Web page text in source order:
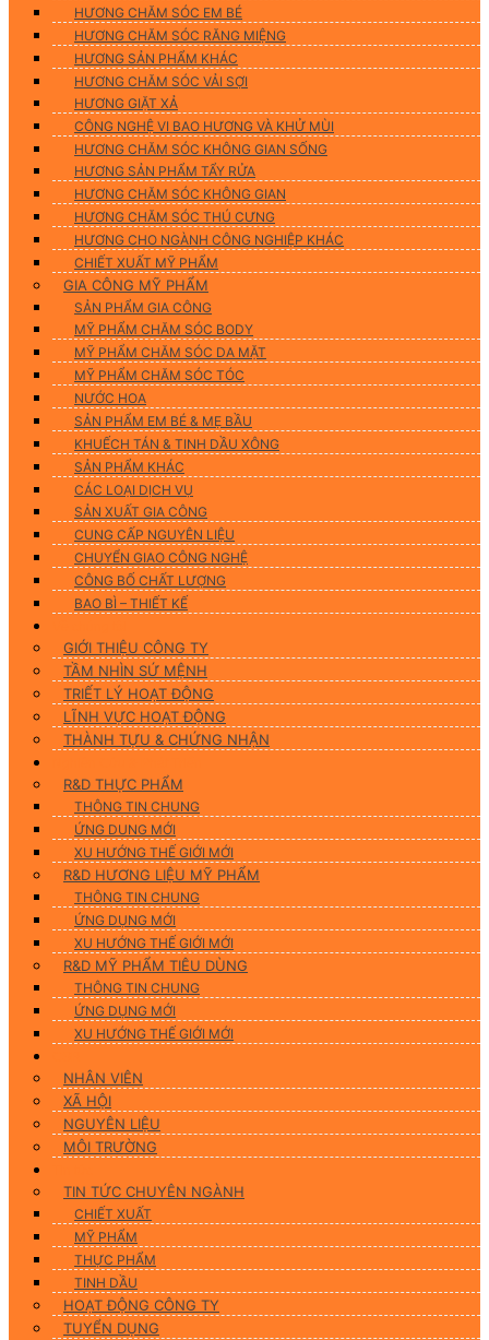
HƯƠNG CHĂM SÓC EM BÉ
HƯƠNG CHĂM SÓC RĂNG MIỆNG
HƯƠNG SẢN PHẨM KHÁC
HƯƠNG CHĂM SÓC VẢI SỢI
HƯƠNG GIẶT XẢ
CÔNG NGHỆ VI BAO HƯƠNG VÀ KHỬ MÙI
HƯƠNG CHĂM SÓC KHÔNG GIAN SỐNG
HƯƠNG SẢN PHẨM TẨY RỬA
HƯƠNG CHĂM SÓC KHÔNG GIAN
HƯƠNG CHĂM SÓC THÚ CƯNG
HƯƠNG CHO NGÀNH CÔNG NGHIỆP KHÁC
CHIẾT XUẤT MỸ PHẨM
GIA CÔNG MỸ PHẨM
SẢN PHẨM GIA CÔNG
MỸ PHẨM CHĂM SÓC BODY
MỸ PHẨM CHĂM SÓC DA MẶT
MỸ PHẨM CHĂM SÓC TÓC
NƯỚC HOA
SẢN PHẨM EM BÉ & MẸ BẦU
KHUẾCH TÁN & TINH DẦU XÔNG
SẢN PHẨM KHÁC
CÁC LOẠI DỊCH VỤ
SẢN XUẤT GIA CÔNG
CUNG CẤP NGUYÊN LIỆU
CHUYỂN GIAO CÔNG NGHỆ
CÔNG BỐ CHẤT LƯỢNG
BAO BÌ – THIẾT KẾ
GIỚI THIỆU CÔNG TY
TẦM NHÌN SỨ MỆNH
TRIẾT LÝ HOẠT ĐỘNG
LĨNH VỰC HOẠT ĐỘNG
THÀNH TỰU & CHỨNG NHẬN
R&D THỰC PHẨM
THÔNG TIN CHUNG
ỨNG DUNG MỚI
XU HƯỚNG THẾ GIỚI MỚI
R&D HƯƠNG LIỆU MỸ PHẨM
THÔNG TIN CHUNG
ỨNG DỤNG MỚI
XU HƯỚNG THẾ GIỚI MỚI
R&D MỸ PHẨM TIÊU DÙNG
THÔNG TIN CHUNG
ỨNG DỤNG MỚI
XU HƯỚNG THẾ GIỚI MỚI
NHÂN VIÊN
XÃ HỘI
NGUYÊN LIỆU
MÔI TRƯỜNG
TIN TỨC CHUYÊN NGÀNH
CHIẾT XUẤT
MỸ PHẨM
THỰC PHẨM
TINH DẦU
HOẠT ĐỘNG CÔNG TY
TUYỂN DỤNG